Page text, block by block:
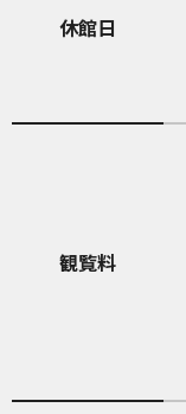
休館日
観覧料